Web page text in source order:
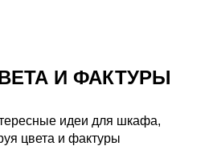
И ФАКТУРЫ
идеи для шкафа,
цвета и фактуры